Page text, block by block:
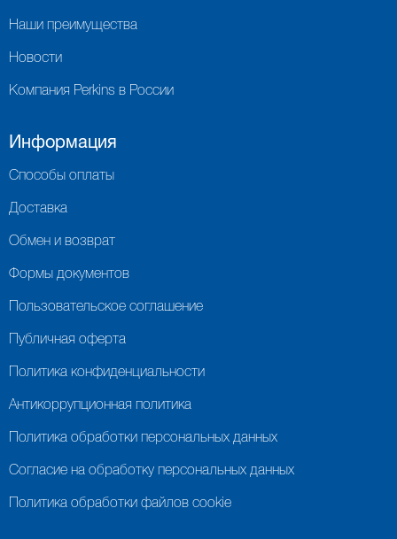
Наши преимущества
Новости
Компания Perkins в России
Информация
Способы оплаты
Доставка
Обмен и возврат
Формы документов
Пользовательское соглашение
Публичная оферта
Политика конфиденциальности
Антикоррупционная политика
Политика обработки персональных данных
Согласие на обработку персональных данных
Политика обработки файлов cookie